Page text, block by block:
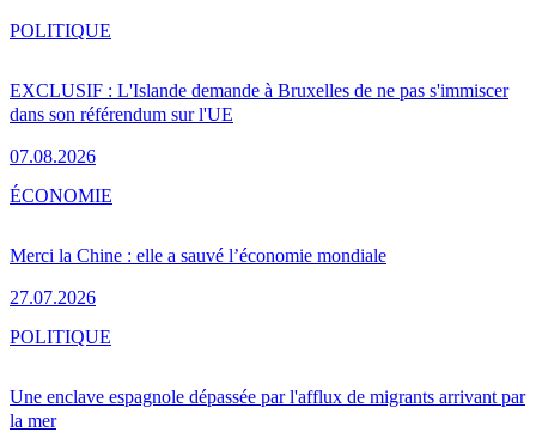
EXCLUSIF : L'Islande demande à Bruxelles de ne pas s'immiscer
dans son référendum sur l'UE
07.08.2026
POLITIQUE
Merci la Chine : elle a sauvé l’économie mondiale
27.07.2026
ÉCONOMIE
Une enclave espagnole dépassée par l'afflux de migrants arrivant par
la mer
POLITIQUE